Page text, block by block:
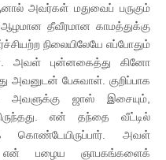
அவர்கள் மதுவைப் பருகும்
ஆழமான தீவீரமான காமத்துக்கு
நிலையிலேயே எப்போதும்
அவள் புன்னகைத்து கினோ
பேசுவாள். குறிப்பாக
அவளுக்கு ஜாஸ் இசையும்,
என் தந்தை வீட்டில்
கொண்டேயிருப்பார். அவள்
பழைய ஞாபகங்களைக்